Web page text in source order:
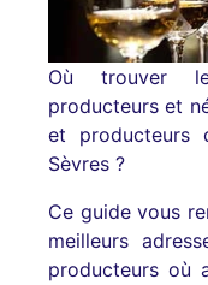
Où trouver
producteurs et
et producteurs
Sèvres ?
Ce guide vous
meilleurs
producteurs où